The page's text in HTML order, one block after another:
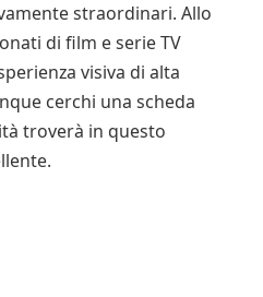
straordinari. Allo
di film e serie TV
visiva di alta
cerchi una scheda
troverà in questo